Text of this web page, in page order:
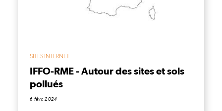
SITES INTERNET
IFFO-RME - Autour des sites et sols
pollués
6 févr. 2024